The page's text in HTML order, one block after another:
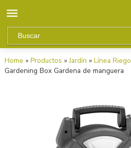
Home » Productos »Jardín » Línea Riego
Gardening Box Gardena de manguera